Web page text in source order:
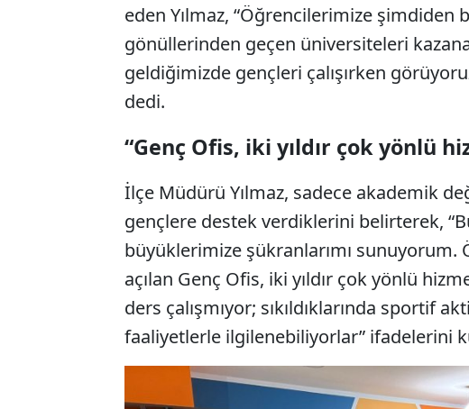
eden Yılmaz, “Öğrencilerimize şimdiden
gönüllerinden geçen üniversiteleri
geldiğimizde gençleri çalışırken
dedi.
“Genç Ofis, iki yıldır çok yönlü
İlçe Müdürü Yılmaz, sadece akademik
gençlere destek verdiklerini belirterek,
büyüklerimize şükranlarımı sunuyorum.
açılan Genç Ofis, iki yıldır çok yönlü
ders çalışmıyor; sıkıldıklarında sportif
faaliyetlerle ilgilenebiliyorlar” ifadelerini